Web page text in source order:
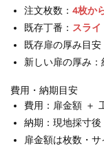
注文枚数： 4枚か
既存丁番： スライ
既存扉の厚み目
新しい扉の厚み
費用・納期目安
費用：扉金額 ＋
納期：現地採寸
扉金額は枚数・